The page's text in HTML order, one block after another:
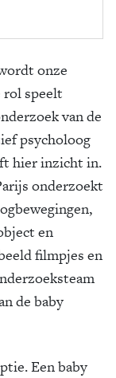
onze
rol speelt
van de
psycholoog
hier inzicht in.
onderzoekt
en
filmpjes en
de baby
Een baby